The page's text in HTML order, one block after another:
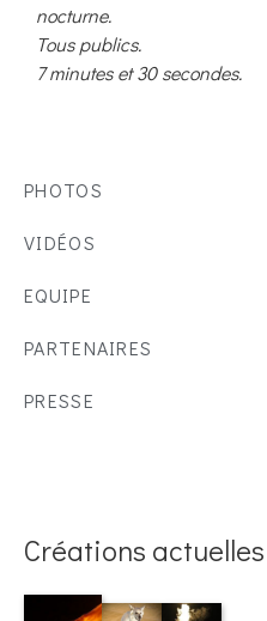
nocturne.
Tous publics.
7 minutes et 30 secondes.
PHOTOS
VIDÉOS
EQUIPE
PARTENAIRES
PRESSE
Créations